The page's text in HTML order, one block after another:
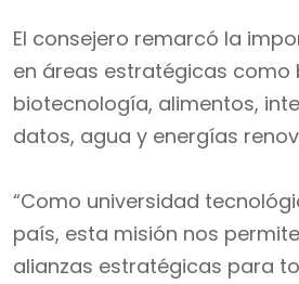
El consejero remarcó la
en áreas estratégicas como
biotecnología, alimentos,
datos, agua y energías
“Como universidad
país, esta misión nos
alianzas estratégicas para